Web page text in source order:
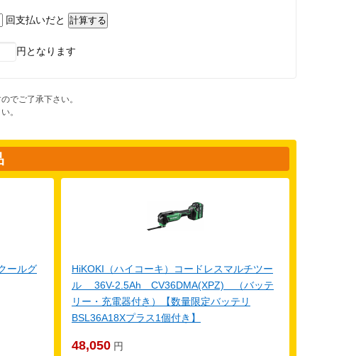
回支払いだと
円となります
でご了承下さい。
。
ールグ
HiKOKI（ハイコーキ）コードレスマルチツー
ル 36V-2.5Ah CV36DMA(XPZ) （バッテ
リー・充電器付き）【数量限定バッテリ
BSL36A18Xプラス1個付き】
48,050 円